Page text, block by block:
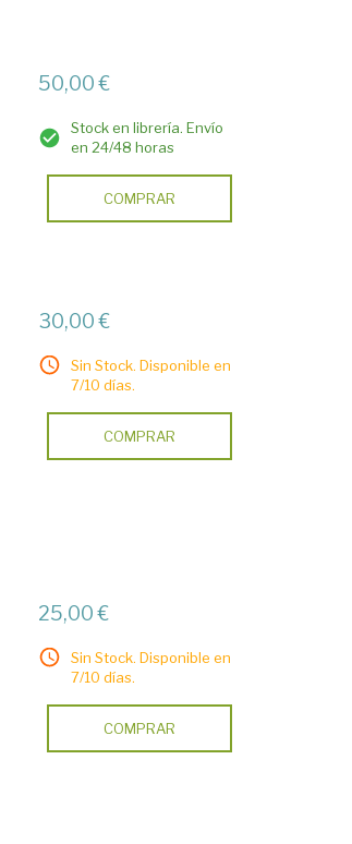
50,00 €
Stock en librería. Envío
en 24/48 horas
COMPRAR
30,00 €
Sin Stock. Disponible en
7/10 días.
COMPRAR
25,00 €
Sin Stock. Disponible en
7/10 días.
COMPRAR